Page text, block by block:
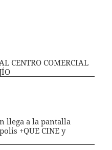
CENTRO COMERCIAL
llega a la pantalla
+QUE CINE y